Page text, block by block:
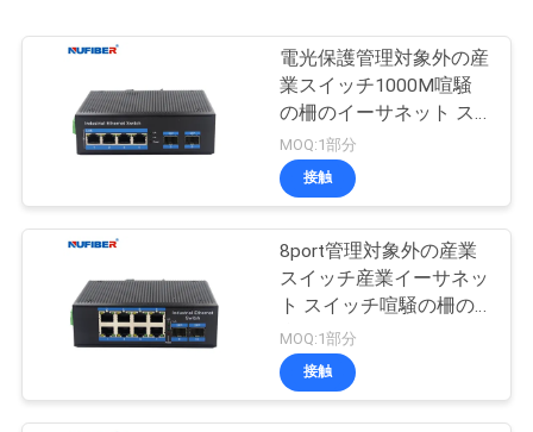
電光保護管理対象外の産
業スイッチ1000M喧騒
の柵のイーサネット ス
イッチ
MOQ:1部分
接触
8port管理対象外の産業
スイッチ産業イーサネッ
ト スイッチ喧騒の柵の
台紙
MOQ:1部分
接触